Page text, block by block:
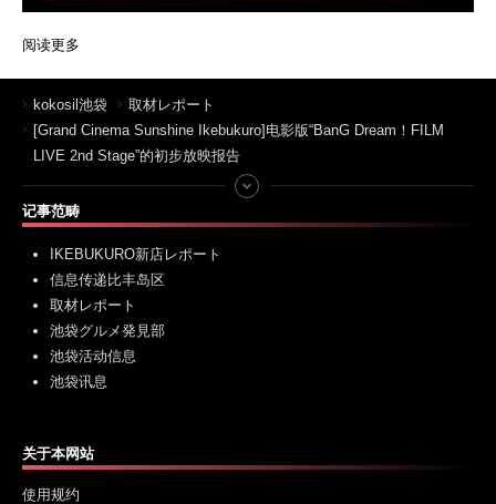
阅读更多
kokosil池袋
取材レポート
[Grand Cinema Sunshine Ikebukuro]电影版“BanG Dream！FILM
LIVE 2nd Stage”的初步放映报告
记事范畴
IKEBUKURO新店レポート
信息传递比丰岛区
取材レポート
池袋グルメ発見部
池袋活动信息
池袋讯息
关于本网站
使用规约